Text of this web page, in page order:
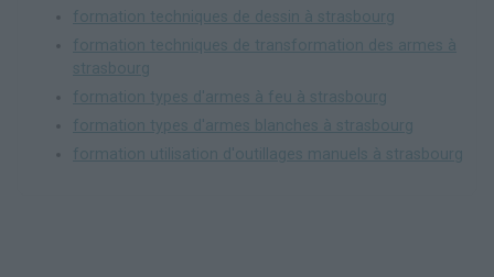
formation techniques de dessin à strasbourg
formation techniques de transformation des armes à
strasbourg
formation types d'armes à feu à strasbourg
formation types d'armes blanches à strasbourg
formation utilisation d'outillages manuels à strasbourg